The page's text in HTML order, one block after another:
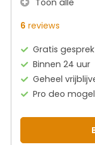
6 reviews
Gratis gesprek
Binnen 24 uur
Geheel
Pro deo